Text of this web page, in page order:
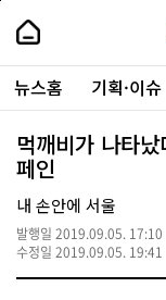
본
로
가
내
손
안
에
서
울
-
서
울
시
대
표
소
통
포
주
요
서
뉴스홈 기획·이슈
먹깨비가 나타
페인
내 손안에 서울
발행일 2019.09.05. 17:10
수정일 2019.09.05. 19:41
페
상
단
로